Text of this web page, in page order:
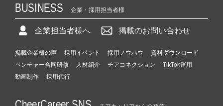
BUSINESS 企業・採用担当者様
企業担当者様へ 掲載のお問い合わせ
掲載企業様の声 採用イベント 採用ノウハウ
資料ダウンロード
ベンチャー合同研修
人材紹介 チアコネクション
TikTok運用
動画制作
採用代行